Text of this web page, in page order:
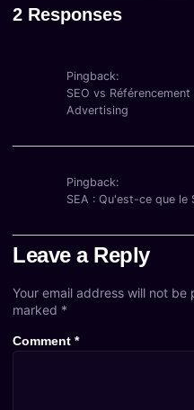
2 Responses
Pingback:
SEO vs
Advertising
Pingback:
SEA : Qu'est-ce que le
Leave a Reply
Your email address will not be
marked *
Comment *